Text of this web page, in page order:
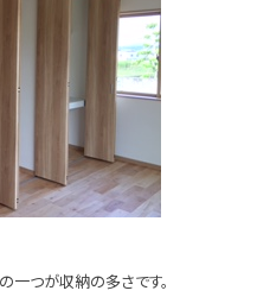
一つが収納の多さです。